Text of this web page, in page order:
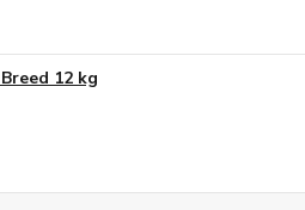
12 kg